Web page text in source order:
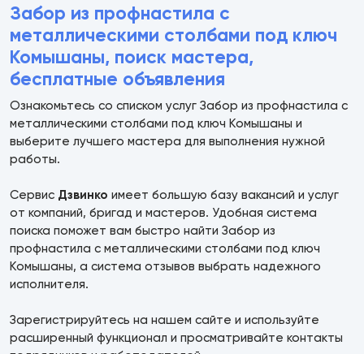
Забор из профнастила с
металлическими столбами под ключ
Комышаны, поиск мастера,
бесплатные объявления
Ознакомьтесь со списком услуг Забор из профнастила с
металлическими столбами под ключ Комышаны и
выберите лучшего мастера для выполнения нужной
работы.
Сервис Дзвинко имеет большую базу вакансий и услуг
от компаний, бригад и мастеров. Удобная система
поиска поможет вам быстро найти Забор из
профнастила с металлическими столбами под ключ
Комышаны, а система отзывов выбрать надежного
исполнителя.
Зарегистрируйтесь на нашем сайте и используйте
расширенный функционал и просматривайте контакты